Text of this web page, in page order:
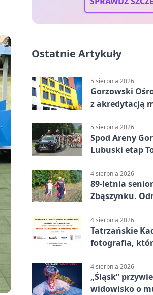
Ostatnie Artykuły
5 sierpnia 2026
Gorzowski
z akredytacją
5 sierpnia 2026
Spod Areny
Lubuski etap
4 sierpnia 2026
89-letnia
Zbąszynku.
4 sierpnia 2026
Tatrzańskie
fotografia,
4 sierpnia 2026
„Śląsk”
widowisko o